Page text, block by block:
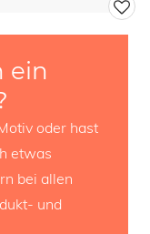
ein
oder hast
etwas
bei allen
und